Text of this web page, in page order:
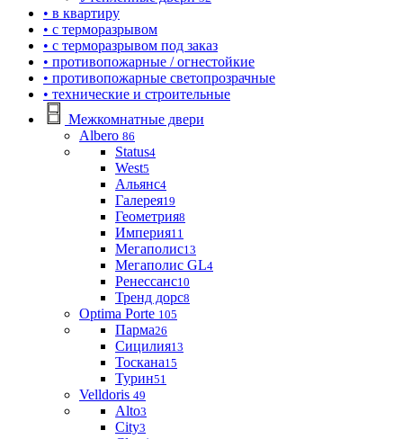
• в квартиру
• с терморазрывом
• с терморазрывом под заказ
• противопожарные / огнестойкие
• противопожарные светопрозрачные
• технические и строительные
Межкомнатные двери
Albero 86
Status4
West5
Альянс4
Галерея19
Геометрия8
Империя11
Мегаполис13
Мегаполис GL4
Ренессанс10
Тренд дорс8
Optima Porte 105
Парма26
Сицилия13
Тоскана15
Турин51
Velldoris 49
Alto3
City3